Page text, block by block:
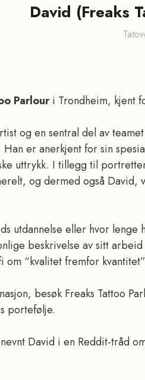
David (Freaks
Parlouri Trondheim, kjent
og en sentral del av
Han er anerkjent for sin
uttrykk. I tillegg til
og dermed også
utdannelse eller hvor
beskrivelse av sitt
om “kvalitet fremfor
besøk Freaks Tattoo
portefølje.
David i en Reddit-tråd